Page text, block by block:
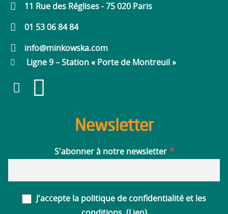
11 Rue des Réglises - 75 020 Paris
01 53 06 84 84
info@minkowska.com
Ligne 9 – Station « Porte de Montreuil »
Newsletter
S'abonner à notre newsletter *
J'accepte la politique de confidentialité et les